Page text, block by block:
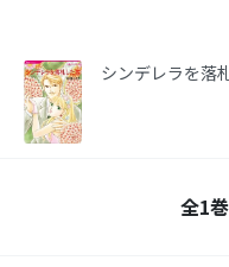
シンデレラを落
全1